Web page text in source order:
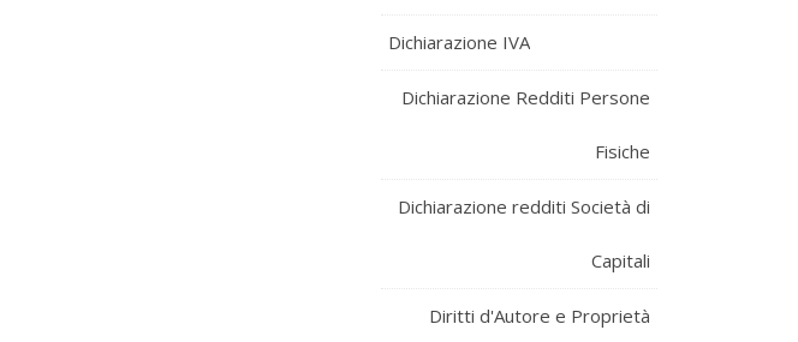
Dichiarazione IVA
Dichiarazione Redditi Persone
Fisiche
Dichiarazione redditi Società di
Capitali
Diritti d'Autore e Proprietà